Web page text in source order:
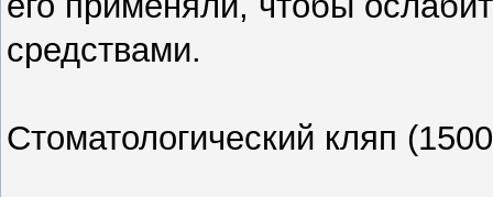
средствами.
Стоматологический кляп